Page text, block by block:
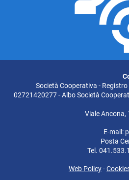
Società Cooperativa - Registro
02721420277 - Albo Società
Viale Ancona,
E-mail:
Posta
Tel.
Web Policy-